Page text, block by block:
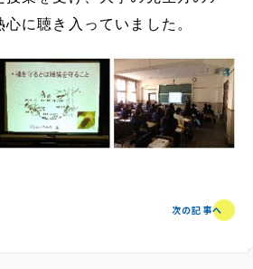
@kobe_kaisei
に聴き入っていました。
次の記事へ